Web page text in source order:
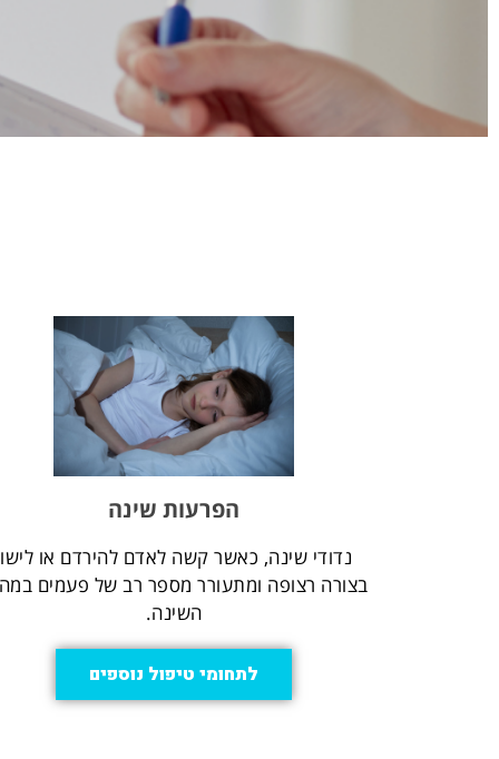
הפרעות שינה
נדודי שינה, כאשר קשה לאדם להירדם או
בצורה רצופה ומתעורר מספר רב של פעמים
השינה.
לתחומי טיפול נוספים